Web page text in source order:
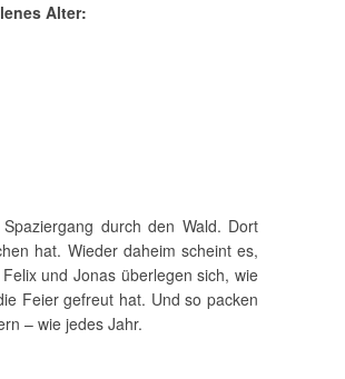
Alter:
durch den Wald. Dort
hat. Wieder daheim scheint es,
und Jonas überlegen sich, wie
Feier gefreut hat. Und so packen
– wie jedes Jahr.